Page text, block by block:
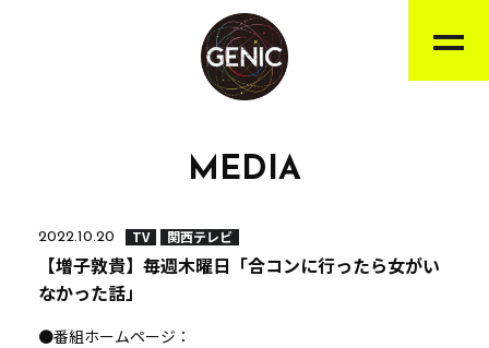
MEDIA
2022.10.20 TV 関西テレビ
【増子敦貴】毎週木曜日「合コンに行ったら女がい
なかった話」
●番組ホームページ：